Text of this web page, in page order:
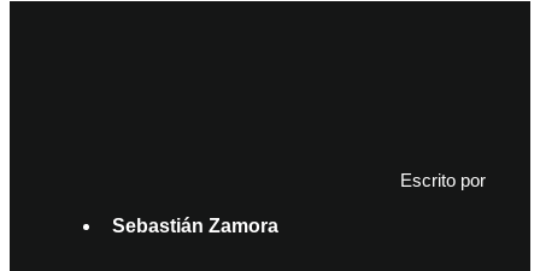
Escrito por
Sebastián Zamora